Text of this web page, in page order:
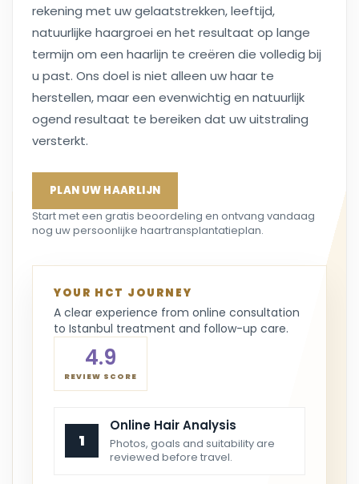
rekening met uw gelaatstrekken, leeftijd,
natuurlijke haargroei en het resultaat op lange
termijn om een haarlijn te creëren die volledig bij
u past. Ons doel is niet alleen uw haar te
herstellen, maar een evenwichtig en natuurlijk
ogend resultaat te bereiken dat uw uitstraling
versterkt.
PLAN UW HAARLIJN
Start met een gratis beoordeling en ontvang vandaag
nog uw persoonlijke haartransplantatieplan.
YOUR HCT JOURNEY
A clear experience from online consultation
to Istanbul treatment and follow-up care.
4.9
REVIEW SCORE
1
Online Hair Analysis
Photos, goals and suitability are
reviewed before travel.